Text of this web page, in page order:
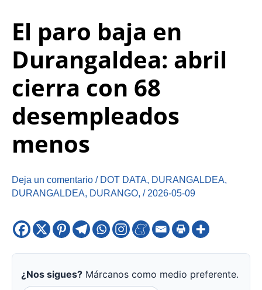
El paro baja en
Durangaldea: abril
cierra con 68
desempleados
menos
Deja un comentario / DOT DATA, DURANGALDEA,
DURANGALDEA, DURANGO, / 2026-05-09
¿Nos sigues? Márcanos como medio preferente.